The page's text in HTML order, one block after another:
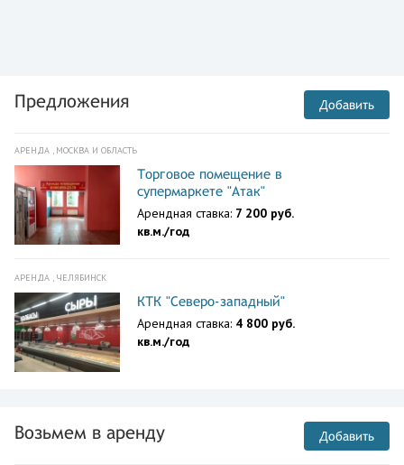
Предложения Добавить
АРЕНДА , МОСКВА И ОБЛАСТЬ
Торговое помещение в
супермаркете "Атак"
Арендная ставка: 7 200 руб.
кв.м./год
АРЕНДА , ЧЕЛЯБИНСК
КТК "Северо-западный"
Арендная ставка: 4 800 руб.
кв.м./год
Возьмем в аренду Добавить